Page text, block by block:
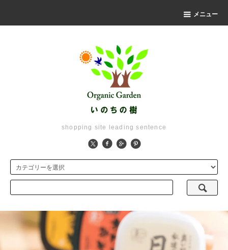
メニュー
shopping site leading sentence